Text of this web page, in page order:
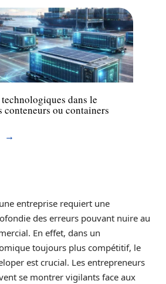
dans le
conteneurs ou containers
entreprise requiert une
des erreurs pouvant nuire au
En effet, dans un
toujours plus compétitif, le
est crucial. Les entrepreneurs
se montrer vigilants face aux